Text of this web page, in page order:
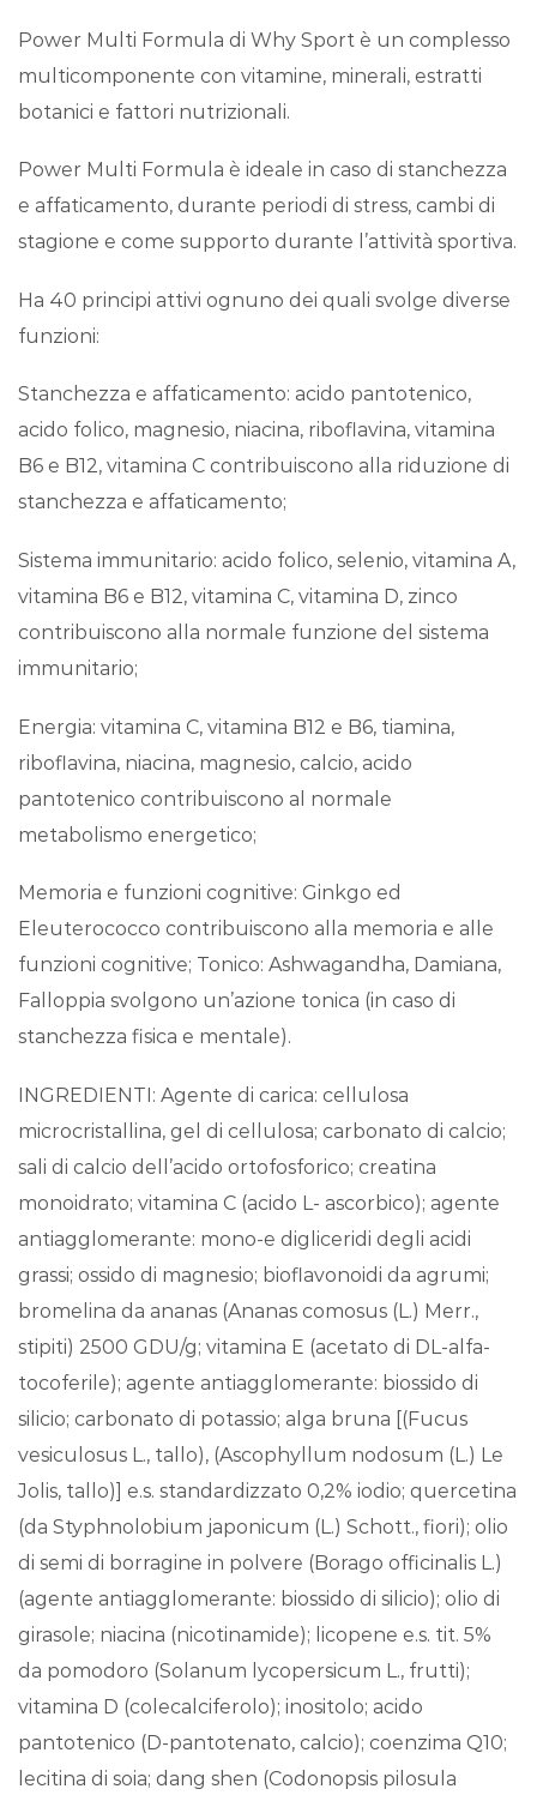
Power Multi Formula di Why Sport è un complesso
multicomponente con vitamine, minerali, estratti
botanici e fattori nutrizionali.
Power Multi Formula è ideale in caso di stanchezza
e affaticamento, durante periodi di stress, cambi di
stagione e come supporto durante l’attività sportiva.
Ha 40 principi attivi ognuno dei quali svolge diverse
funzioni:
Stanchezza e affaticamento: acido pantotenico,
acido folico, magnesio, niacina, riboflavina, vitamina
B6 e B12, vitamina C contribuiscono alla riduzione di
stanchezza e affaticamento;
Sistema immunitario: acido folico, selenio, vitamina A,
vitamina B6 e B12, vitamina C, vitamina D, zinco
contribuiscono alla normale funzione del sistema
immunitario;
Energia: vitamina C, vitamina B12 e B6, tiamina,
riboflavina, niacina, magnesio, calcio, acido
pantotenico contribuiscono al normale
metabolismo energetico;
Memoria e funzioni cognitive: Ginkgo ed
Eleuterococco contribuiscono alla memoria e alle
funzioni cognitive; Tonico: Ashwagandha, Damiana,
Falloppia svolgono un’azione tonica (in caso di
stanchezza fisica e mentale).
INGREDIENTI: Agente di carica: cellulosa
microcristallina, gel di cellulosa; carbonato di calcio;
sali di calcio dell’acido ortofosforico; creatina
monoidrato; vitamina C (acido L- ascorbico); agente
antiagglomerante: mono-e digliceridi degli acidi
grassi; ossido di magnesio; bioflavonoidi da agrumi;
bromelina da ananas (Ananas comosus (L.) Merr.,
stipiti) 2500 GDU/g; vitamina E (acetato di DL-alfa-
tocoferile); agente antiagglomerante: biossido di
silicio; carbonato di potassio; alga bruna [(Fucus
vesiculosus L., tallo), (Ascophyllum nodosum (L.) Le
Jolis, tallo)] e.s. standardizzato 0,2% iodio; quercetina
(da Styphnolobium japonicum (L.) Schott., fiori); olio
di semi di borragine in polvere (Borago officinalis L.)
(agente antiagglomerante: biossido di silicio); olio di
girasole; niacina (nicotinamide); licopene e.s. tit. 5%
da pomodoro (Solanum lycopersicum L., frutti);
vitamina D (colecalciferolo); inositolo; acido
pantotenico (D-pantotenato, calcio); coenzima Q10;
lecitina di soia; dang shen (Codonopsis pilosula